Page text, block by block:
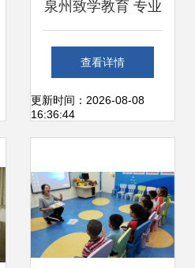
泉州致学教育 专业
教育咨询服务的领
航者
查看详情
更新时间：2026-08-08
16:36:44